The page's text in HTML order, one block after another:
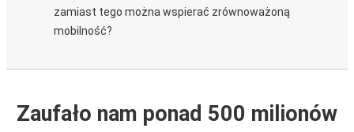
zamiast tego można wspierać zrównoważoną
mobilność?
Zaufało nam ponad 500 milionów